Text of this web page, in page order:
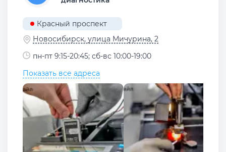
Красный проспект
Новосибирск, улица Мичурина, 2
пн-пт 9:15-20:45; сб-вс 10:00-19:00
Показать все адреса